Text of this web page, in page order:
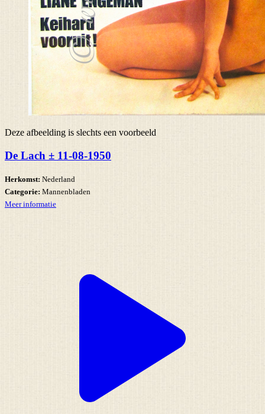
Deze afbeelding is slechts een voorbeeld
De Lach ± 11-08-1950
Herkomst: Nederland
Categorie: Mannenbladen
Meer informatie